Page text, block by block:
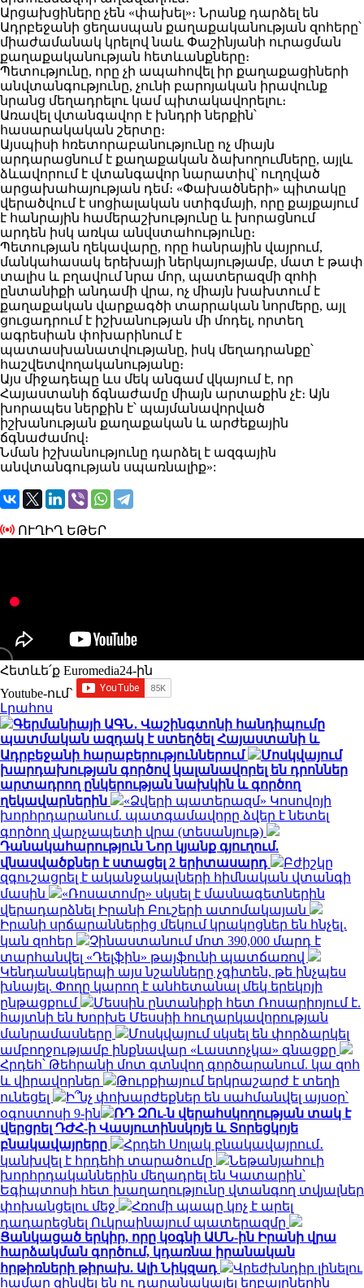
Արցախցիները չեն «փախել»։ Նրանք դարձել են
Ադրբեջանի ցեղասպան քաղաքականության զոհերը՝
միաժամանակ կրելով նաև Փաշինյանի ուրացման
քաղաքականության հետևանքները։
Պետությունը, որը չի ապահովել իր քաղաքացիների
անվտանգությունը, չունի բարոյական իրավունք
նրանց մեղադրելու կամ պիտակավորելու։
Առավել վտանգավոր է խնդրի ներքին՝
հասարակական շերտը։
Այսպիսի հռետորաբանությունը ոչ միայն
արդարացնում է քաղաքական ձախողումները, այլև
ձևավորում է վտանգավոր նարատիվ՝ ուղղված
արցախահայության դեմ։ «Փախածների» պիտակը
վերածվում է սոցիալական ստիգմայի, որը քայքայում
է հանրային համերաշխությունը և խորացնում
արդեն իսկ առկա անվստահությունը։
Պետության ղեկավարը, որը հանրային վայրում,
մանկահասակ երեխայի ներկայությամբ, մատ է թափ
տալիս և բղավում նրա մոր, պատերազմի զոհի
ընտանիքի անդամի վրա, ոչ միայն խախտում է
քաղաքական վարքագծի տարրական նորմերը, այլ
ցուցադրում է իշխանության մի մոդել, որտեղ
ագրեսիան փոխարինում է
պատասխանատվությանը, իսկ մեղադրանքը՝
հաշվետվողականությանը։
Այս միջադեպը ևս մեկ անգամ վկայում է, որ
Հայաստանի ճգնաժամը միայն արտաքին չէ։ Այն
խորապես ներքին է՝ պայմանավորված
իշխանության քաղաքական և արժեքային
ճգնաժամով։
Նման իշխանությունը դարձել է ազգային
անվտանգության սպառնալիք»:
ՈՒՂԻՂ ԵԹԵՐ
Հետևե՛ք Euromedia24-ին
Youtube-ում`
Լրահոս
Գերմանիայի ԱԳՆ․ Վաշինգտոնի հանդիպումը
պատմական ազդակ է ստեղծել Հայաստանի և
Ադրբեջանի հարաբերություններում
Մոսկվայում
խարդախության գործով կալանավորել են դրոններ
արտադրող ընկերության նախկին և գործող
ղեկավարներին
«Ձվերի պատերազմ» Կոսովոյի
խորհրդարանում. պատգամավորը ձվեր է նետել
գործող վարչապետի վրա (տեսանյութ)
Դանակահարություն Նոր կյանք գյուղում.
վնասվածքներ է ստացել 2 երիտասարդ
Բժիշկը
զգուշացրել է ականջակալների հիմնական վտանգի
մասին
«Ռոսատոմը» սկսել է մասնագետներին
վերադարձնել Իրանի Բուշերի ատոմակայան
Իրանի սրճարաններից մեկում կրակոցներ են հնչել․
կան զոհեր
Չինաստանում մոտ 390,000 մարդ է
տարհանվել «Դելֆին» թայֆունի պատճառով
Կենդանակերպի այս նշանները չգիտեն, թե ինչպես
խնայել. Փողը կարող է անհետանալ մեկ երեկոյի
ընթացքում
Մեսսին ընտանիքի հետ Ռոսարիոյում է.
հայտնի են Խորխե Մեսսիի հուղարկավորության
մանրամասները
Մոսկվայում սկսել են փորձարկել
ամբողջությամբ ինքնավար «Լաստոչկա» գնացքը
Հրդեհ՝ Թեհրանի մոտ գտնվող գործարանում. կա զոհ
և վիրավորներ
Թուրքիայում երկրաշարժ է տեղի
ունեցել
Ի՞նչ փոխարժեքներ են սահմանվել այսօր՝
օգոստոսի 9-ին
ՌԴ ԶՈւ-ն վերահսկողության տակ է
վերցրել ԴԺՀ-ի Վասյուտինսկոյե և Տորեցկոյե
բնակավայրերը
Հրդեհ Սոլակ բնակավայրում․
կանխվել է հրդեհի տարածումը
Նեթանյահուի
խորհրդականներին մեղադրել են Կատարին՝
Եգիպտոսի հետ խաղաղությունը վտանգող տվյալներ
փոխանցելու մեջ
Հռոմի պապը կոչ է արել
դադարեցնել Ուկրաինայում պատերազմը
Ցանկացած երկիր, որը կօգնի ԱՄՆ-ին Իրանի վրա
հարձակման գործում, կդառնա իրանական
հրթիռների թիրախ. Ալի Նիկզադ
Վրեժխնդիր լինելու
համար զինվել են ու դարանակալել եղբայրներին